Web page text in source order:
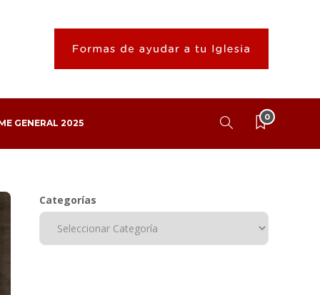
GENERAL 2025
0
Categorías